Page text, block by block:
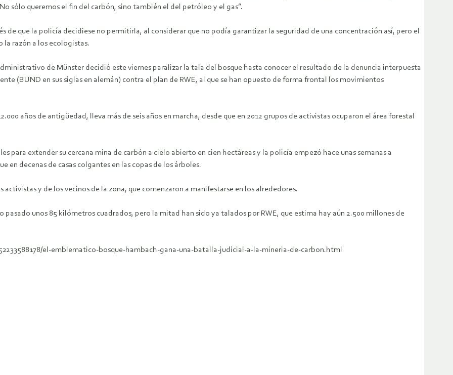
sólo queremos el fin del carbón, sino también el del petróleo y el gas”.
que la policía decidiese no permitirla, al considerar que no podía garantizar la seguridad de una concentración así, pero el
razón a los ecologistas.
de Münster decidió este viernes paralizar la tala del bosque hasta conocer el resultado de la denuncia interpuesta
(BUND en sus siglas en alemán) contra el plan de RWE, al que se han opuesto de forma frontal los movimientos
años de antigüedad, lleva más de seis años en marcha, desde que en 2012 grupos de activistas ocuparon el área forestal
para extender su cercana mina de carbón a cielo abierto en cien hectáreas y la policía empezó hace unas semanas a
en decenas de casas colgantes en las copas de los árboles.
y de los vecinos de la zona, que comenzaron a manifestarse en los alrededores.
pasado unos 85 kilómetros cuadrados, pero la mitad han sido ya talados por RWE, que estima hay aún 2.500 millones de
el-emblematico-bosque-hambach-gana-una-batalla-judicial-a-la-mineria-de-carbon.html